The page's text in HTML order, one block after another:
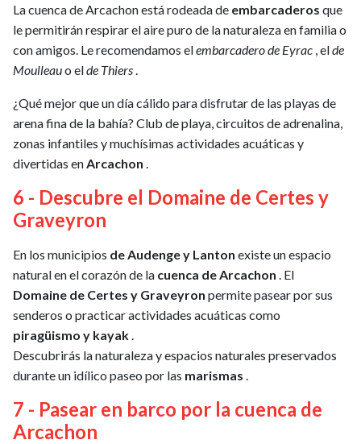
La cuenca de Arcachon está rodeada de embarcaderos que
le permitirán respirar el aire puro de la naturaleza en familia o
con amigos. Le recomendamos elembarcadero de Eyrac , elde
Moulleauo elde Thiers
¿Qué mejor que un día cálido para disfrutar de las playas de
arena fina de la bahía? Club de playa, circuitos de adrenalina,
zonas infantiles y muchísimas actividades acuáticas y
divertidas en Arcachon
6 - Descubre el Domaine de Certes y
Graveyron
En los municipios de Audenge y Lanton existe un espacio
natural en el corazón de la cuenca de Arcachon . El
Domaine de Certes y Graveyron permite pasear por sus
senderos o practicar actividades acuáticas como
piragüismo y kayak
Descubrirás la naturaleza y espacios naturales preservados
durante un idílico paseo por las marismas
7 - Pasear en barco por la cuenca de
Arcachon